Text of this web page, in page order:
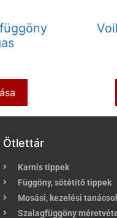
Ötlettár
Karnis tippek
Függöny, sötétítő tippek
Mosási, kezelési
Szalagfüggöny